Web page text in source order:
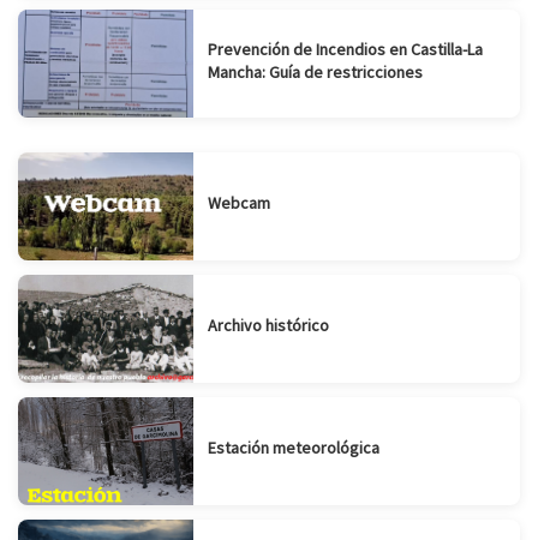
Prevención de Incendios en Castilla-La
Mancha: Guía de restricciones
Webcam
Archivo histórico
Estación meteorológica